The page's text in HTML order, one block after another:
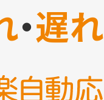
・遅れ